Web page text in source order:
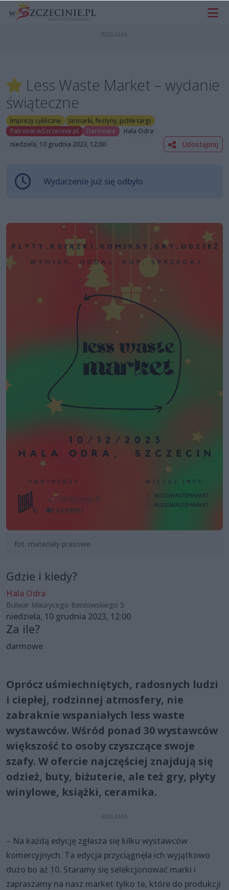
Less Waste Market – wydanie
świąteczne
Imprezy cykliczne
Jarmarki, festyny, pchle targi
Patronat wSzczecinie.pl
Darmowe
Hala Odra
niedziela, 10 grudnia 2023, 12:00
Udostępnij
Wydarzenie już się odbyło
fot. materiały prasowe
Gdzie i kiedy?
Hala Odra
Bulwar Maurycego Beniowskiego 5
niedziela, 10 grudnia 2023, 12:00
Za ile?
darmowe
Oprócz uśmiechniętych, radosnych ludzi
i ciepłej, rodzinnej atmosfery, nie
zabraknie wspaniałych less waste
wystawców. Wśród ponad 30 wystawców
większość to osoby czyszczące swoje
szafy. W ofercie najczęściej znajdują się
odzież, buty, biżuterie, ale też gry, płyty
winylowe, książki, ceramika.
– Na każdą edycję zgłasza się kilku wystawców
komercyjnych. Ta edycja przyciągnęła ich wyjątkowo
dużo bo aż 10. Staramy się selekcjonować marki i
zapraszamy na nasz market tylko te, które do produkcji